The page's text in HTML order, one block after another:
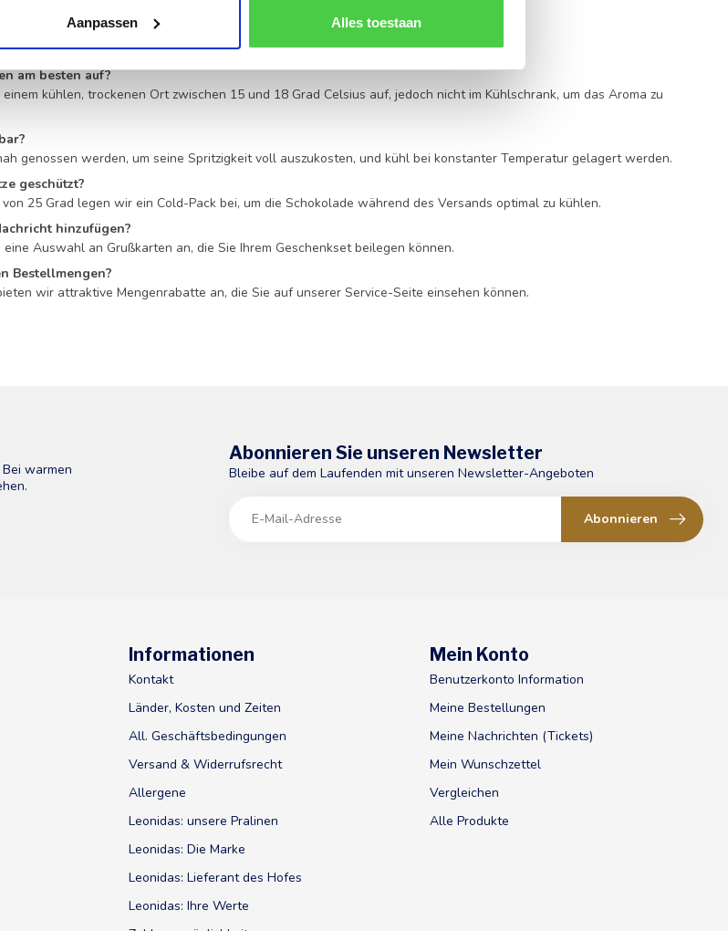
Aanpassen Alles toestaan
Fragen zu Leonidas Pralinen und Cava
am besten auf?
kühlen, trockenen Ort zwischen 15 und 18 Grad Celsius auf, jedoch nicht im Kühlschrank, um das Aroma zu
genossen werden, um seine Spritzigkeit voll auszukosten, und kühl bei konstanter Temperatur gelagert werden.
geschützt?
25 Grad legen wir ein Cold-Pack bei, um die Schokolade während des Versands optimal zu kühlen.
hinzufügen?
Auswahl an Grußkarten an, die Sie Ihrem Geschenkset beilegen können.
Bestellmengen?
wir attraktive Mengenrabatte an, die Sie auf unserer Service-Seite einsehen können.
warmen
Abonnieren Sie unseren Newsletter
Bleibe auf dem Laufenden mit unseren Newsletter-Angeboten
Abonnieren
Informationen
Kontakt
Länder, Kosten und Zeiten
All. Geschäftsbedingungen
Versand & Widerrufsrecht
Allergene
Leonidas: unsere Pralinen
Leonidas: Die Marke
Leonidas: Lieferant des Hofes
Leonidas: Ihre Werte
Mein Konto
Benutzerkonto Information
Meine Bestellungen
Meine Nachrichten (Tickets)
Mein Wunschzettel
Vergleichen
Alle Produkte